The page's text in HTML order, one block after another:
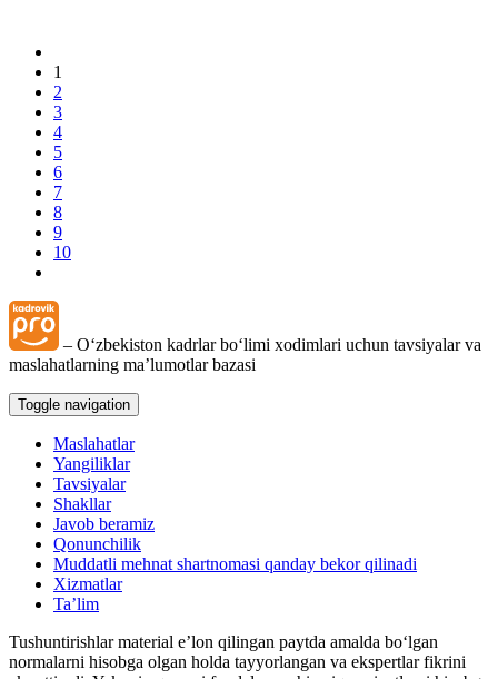
1
2
3
4
5
6
7
8
9
10
– Oʻzbekiston kadrlar boʻlimi хodimlari uchun tavsiyalar va
maslahatlarning ma’lumotlar bazasi
Toggle navigation
Maslahatlar
Yangiliklar
Tavsiyalar
Shakllar
Javob beramiz
Qonunchilik
Muddatli mehnat shartnomasi qanday bekor qilinadi
Xizmatlar
Ta’lim
Tushuntirishlar material e’lon qilingan paytda amalda boʻlgan
normalarni hisobga olgan holda tayyorlangan va ekspertlar fikrini